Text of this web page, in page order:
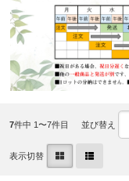
7件中 1〜7件目 並び替え
表示切替